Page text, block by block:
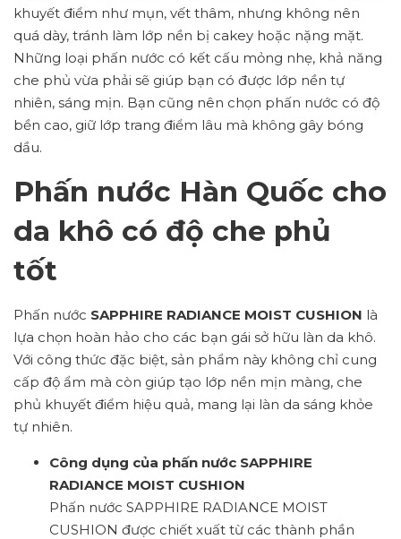
khuyết điểm như mụn, vết thâm, nhưng không nên
quá dày, tránh làm lớp nền bị cakey hoặc nặng mặt.
Những loại phấn nước có kết cấu mỏng nhẹ, khả năng
che phủ vừa phải sẽ giúp bạn có được lớp nền tự
nhiên, sáng mịn. Bạn cũng nên chọn phấn nước có độ
bền cao, giữ lớp trang điểm lâu mà không gây bóng
dầu.
Phấn nước Hàn Quốc cho
da khô có độ che phủ
tốt
Phấn nước SAPPHIRE RADIANCE MOIST CUSHION là
lựa chọn hoàn hảo cho các bạn gái sở hữu làn da khô.
Với công thức đặc biệt, sản phẩm này không chỉ cung
cấp độ ẩm mà còn giúp tạo lớp nền mịn màng, che
phủ khuyết điểm hiệu quả, mang lại làn da sáng khỏe
tự nhiên.
Công dụng của phấn nước SAPPHIRE
RADIANCE MOIST CUSHION
Phấn nước SAPPHIRE RADIANCE MOIST
CUSHION được chiết xuất từ các thành phần